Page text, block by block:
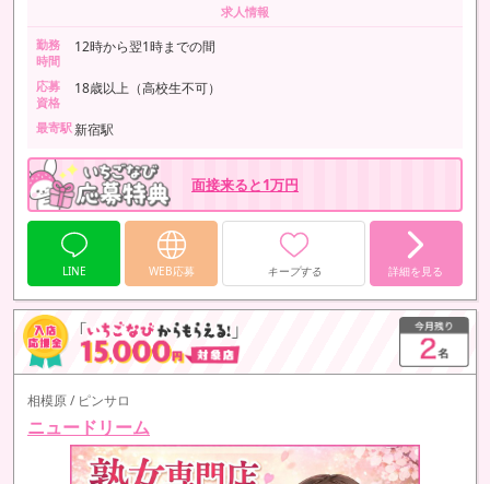
求人情報
勤務
時間
12時から翌1時までの間
応募
資格
18歳以上（高校生不可）
最寄駅新宿駅
面接来ると1万円
LINE WEB応募 キープする 詳細を見る
相模原 / ピンサロ
ニュードリーム